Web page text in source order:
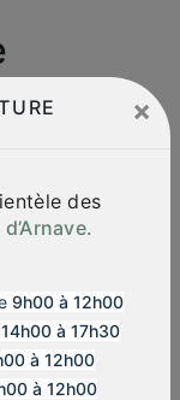
×
des
9h00 à 12h00
14h00 à 17h30
à 12h00
à 12h00
à
et
pépinière
dans nos
et
arbres
et des
selon la